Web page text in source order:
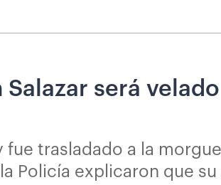
Salazar será
trasladado a la
Policía explicaron que